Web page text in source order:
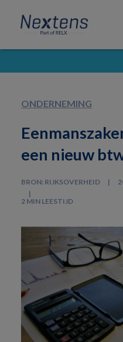
primary
navigation
content
footer
Nextens
Fiscaal
partner
van
ONDERNEMING
een nieuw
BRON: RIJKSOVERHEID
2 MIN LEESTIJD